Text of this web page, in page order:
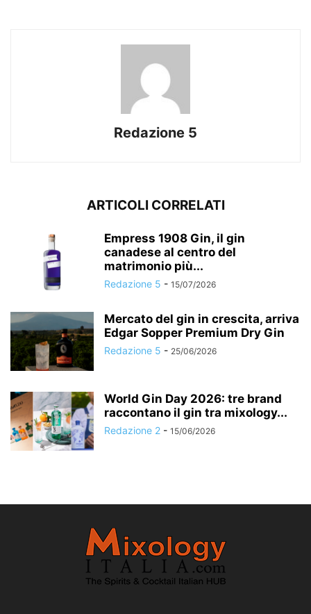
Redazione 5
ARTICOLI CORRELATI
Empress 1908 Gin, il gin
canadese al centro del
matrimonio più...
Redazione 5 - 15/07/2026
Mercato del gin in crescita, arriva
Edgar Sopper Premium Dry Gin
Redazione 5 - 25/06/2026
World Gin Day 2026: tre brand
raccontano il gin tra mixology...
Redazione 2 - 15/06/2026